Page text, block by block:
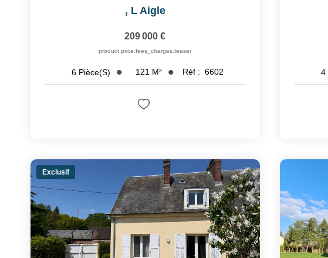
, L Aigle
209 000 €
product.price.fees_charges.teaser
6 Pièce(s) 121 M² Réf : 6602 4
Exclusif